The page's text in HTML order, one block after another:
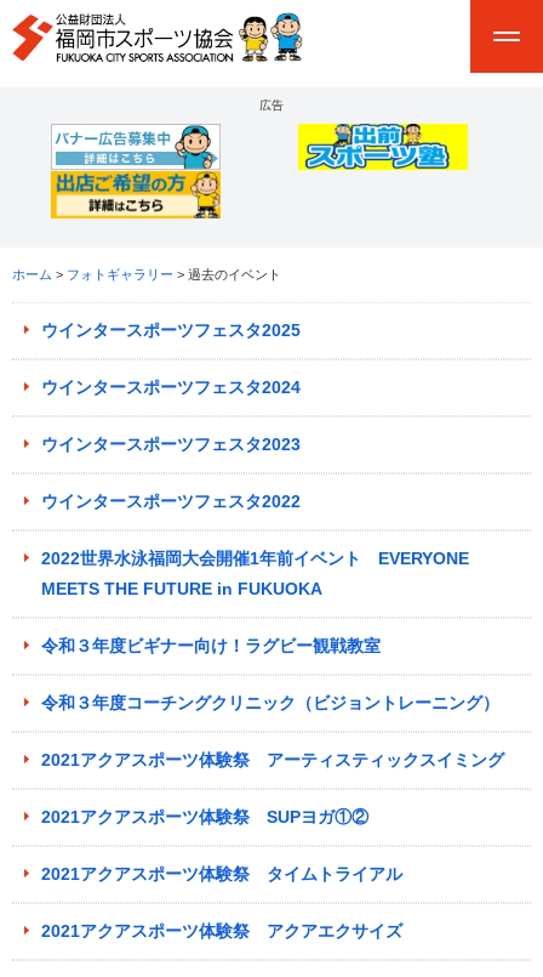
広告
ホーム > フォトギャラリー > 過去のイベント
ウインタースポーツフェスタ2025
ウインタースポーツフェスタ2024
ウインタースポーツフェスタ2023
ウインタースポーツフェスタ2022
2022世界水泳福岡大会開催1年前イベント EVERYONE
MEETS THE FUTURE in FUKUOKA
令和３年度ビギナー向け！ラグビー観戦教室
令和３年度コーチングクリニック（ビジョントレーニング）
2021アクアスポーツ体験祭 アーティスティックスイミング
2021アクアスポーツ体験祭 SUPヨガ①②
2021アクアスポーツ体験祭 タイムトライアル
2021アクアスポーツ体験祭 アクアエクサイズ